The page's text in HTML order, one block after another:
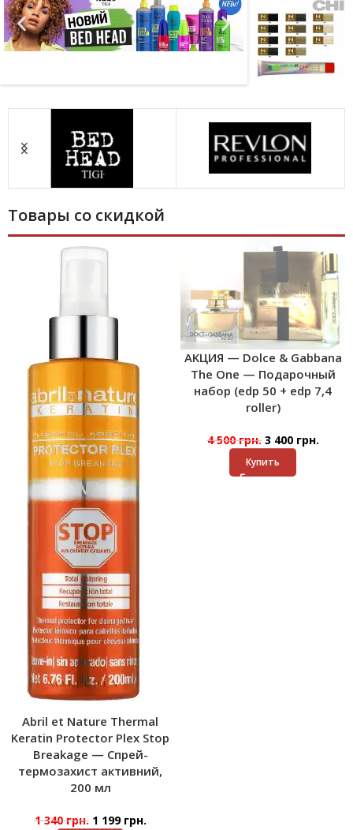
Tigi
волосся Tigi
Товары со скидкой
Abril et Nature Thermal
Keratin Protector Plex Stop
Breakage — Спрей-
термозахист активний,
200 мл
1 340грн. 1 199 грн.
AKЦИЯ — Dolce & Gabbana
The One — Подарочный
набор (edp 50 + edp 7,4
roller)
4 500грн. 3 400 грн.
Купить